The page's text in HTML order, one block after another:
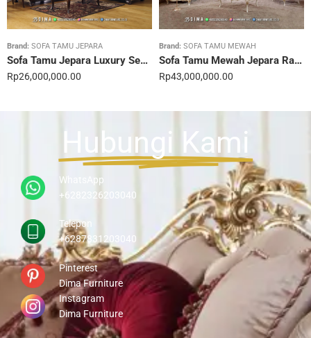
Brand: SOFA TAMU JEPARA
Sofa Tamu Jepara Luxury Sentuhan Mewah Rumahmu 20STC
Rp26,000,000.00
Brand: SOFA TAMU MEWAH
Sofa Tamu Mewah Jepara Ravienna Luxe Gold 21STC
Rp43,000,000.00
Hubungi Kami
WhatsApp
+6282326203040
Telepon
+6287831203040
Pinterest
Dima Furniture
Instagram
Dima Furniture